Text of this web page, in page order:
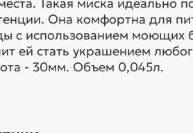
Она комфортна для
с использованием моющих
ей стать украшением
- 30мм. Объем 0,045л.